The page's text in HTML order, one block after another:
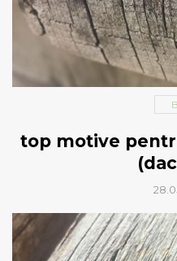
top motive